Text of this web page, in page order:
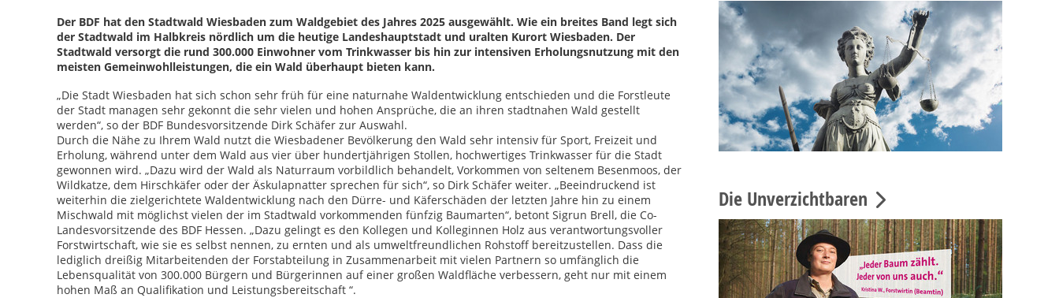
Der BDF hat den Stadtwald Wiesbaden zum Waldgebiet des Jahres 2025 ausgewählt. Wie ein breites Band legt sich
der Stadtwald im Halbkreis nördlich um die heutige Landeshauptstadt und uralten Kurort Wiesbaden. Der
Stadtwald versorgt die rund 300.000 Einwohner vom Trinkwasser bis hin zur intensiven Erholungsnutzung mit den
meisten Gemeinwohlleistungen, die ein Wald überhaupt bieten kann.
„Die Stadt Wiesbaden hat sich schon sehr früh für eine naturnahe Waldentwicklung entschieden und die Forstleute
der Stadt managen sehr gekonnt die sehr vielen und hohen Ansprüche, die an ihren stadtnahen Wald gestellt
werden“, so der BDF Bundesvorsitzende Dirk Schäfer zur Auswahl.
Durch die Nähe zu Ihrem Wald nutzt die Wiesbadener Bevölkerung den Wald sehr intensiv für Sport, Freizeit und
Erholung, während unter dem Wald aus vier über hundertjährigen Stollen, hochwertiges Trinkwasser für die Stadt
gewonnen wird. „Dazu wird der Wald als Naturraum vorbildlich behandelt, Vorkommen von seltenem Besenmoos, der
Wildkatze, dem Hirschkäfer oder der Äskulapnatter sprechen für sich“, so Dirk Schäfer weiter. „Beeindruckend ist
weiterhin die zielgerichtete Waldentwicklung nach den Dürre- und Käferschäden der letzten Jahre hin zu einem
Mischwald mit möglichst vielen der im Stadtwald vorkommenden fünfzig Baumarten“, betont Sigrun Brell, die Co-
Landesvorsitzende des BDF Hessen. „Dazu gelingt es den Kollegen und Kolleginnen Holz aus verantwortungsvoller
Forstwirtschaft, wie sie es selbst nennen, zu ernten und als umweltfreundlichen Rohstoff bereitzustellen. Dass die
lediglich dreißig Mitarbeitenden der Forstabteilung in Zusammenarbeit mit vielen Partnern so umfänglich die
Lebensqualität von 300.000 Bürgern und Bürgerinnen auf einer großen Waldfläche verbessern, geht nur mit einem
hohen Maß an Qualifikation und Leistungsbereitschaft “.
Die Unverzichtbaren